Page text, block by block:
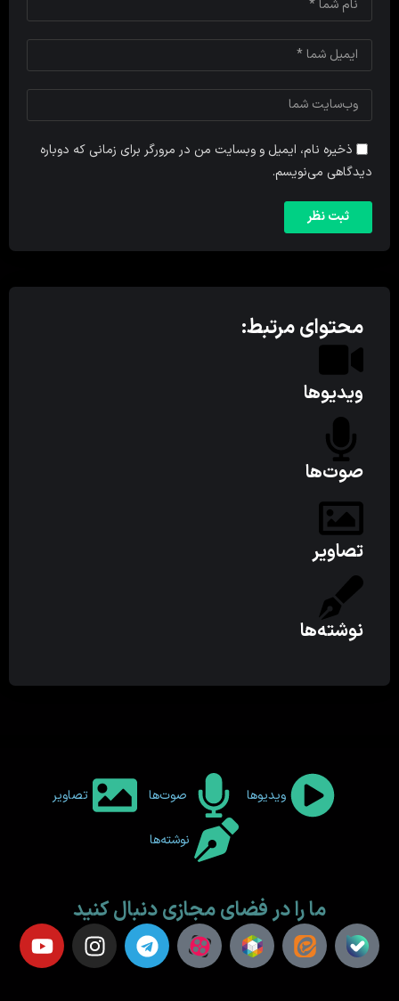
ذخیره نام، ایمیل و وبسایت من در مرورگر برای زمانی که دوباره
دیدگاهی می‌نویسم.
محتوای مرتبط:
ویدیوها
صوت‌ها
تصاویر
نوشته‌ها
ویدیوها صوت‌ها تصاویر
نوشته‌ها
ما را در فضای مجازی دنبال کنید